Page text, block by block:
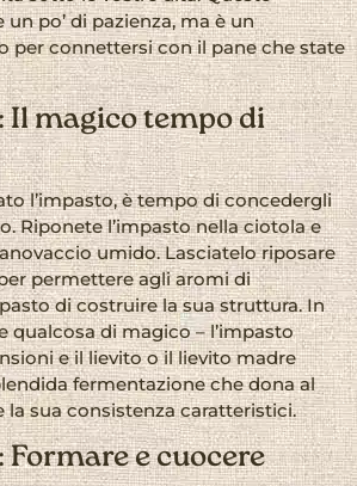
po’ di pazienza, ma è un
per connettersi con il pane che state
Il magico tempo di
l’impasto, è tempo di concedergli
Riponete l’impasto nella ciotola e
umido. Lasciatelo riposare
permettere agli aromi di
di costruire la sua struttura. In
qualcosa di magico – l’impasto
e il lievito o il lievito madre
fermentazione che dona al
la sua consistenza caratteristici.
Formare e cuocere